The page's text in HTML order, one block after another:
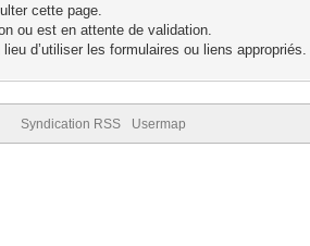
cette page.
ou est en attente de validation.
d’utiliser les formulaires ou liens appropriés.
Syndication RSS Usermap